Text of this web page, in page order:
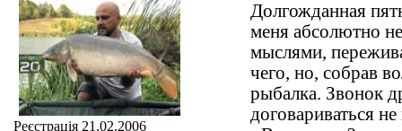
Долгожданная
меня абсолютно
мыслями,
чего, но, собрав
рыбалка. Звонок
договариваться
Реєстрація 21.02.2006